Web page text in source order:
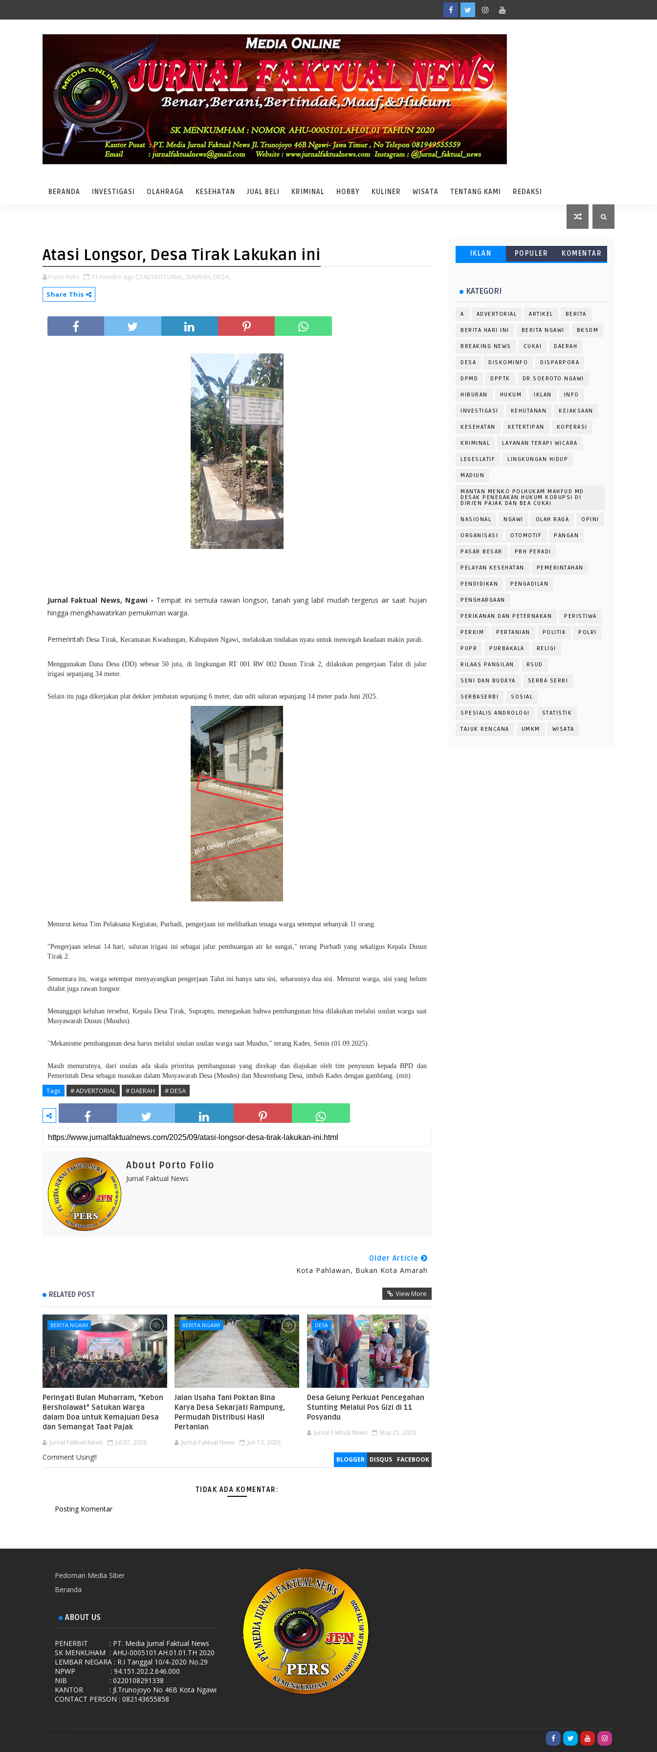
BERANDA INVESTIGASI OLAHRAGA KESEHATAN JUAL BELI KRIMINAL HOBBY KULINER WISATA TENTANG KAMI REDAKSI
Atasi Longsor, Desa Tirak Lakukan ini
Porto Folio 11 months ago ADVERTORIAL, DAERAH, DESA,
Share This
Jurnal Faktual News, Ngawi- Tempat ini semula rawan longsor, tanah yang labil mudah tergerus air saat hujan
hingga mengkhawatirkan pemukiman warga.
Pemerintah Desa Tirak, Kecamatan Kwadungan, Kabupaten Ngawi, melakukan tindakan nyata untuk mencegah keadaan makin parah.
Menggunakan Dana Desa (DD) sebesar 50 juta, di lingkungan RT 001 RW 002 Dusun Tirak 2, dilakukan pengerjaan Talut di jalur
irigasi sepanjang 34 meter.
Selain itu juga dikerjakan plat dekker jembatan sepanjang 6 meter, dan udit saluran sepanjang 14 meter pada Juni 2025.
Menurut ketua Tim Pelaksana Kegiatan, Purhadi, pengerjaan ini melibatkan tenaga warga setempat sebanyak 11 orang.
"Pengerjaan selesai 14 hari, saluran irigasi ini sebagai jalur pembuangan air ke sungai," terang Purhadi yang sekaligus Kepala Dusun
Tirak 2.
Sementara itu, warga setempat menyayangkan pengerjaan Talut ini hanya satu sisi, seharusnya dua sisi. Menurut warga, sisi yang belum
ditalut juga rawan longsor.
Menanggapi keluhan tersebut, Kepala Desa Tirak, Suprapto, menegaskan bahwa pembangunan bisa dilakukan melalui usulan warga saat
Musyawarah Dusun (Musdus).
"Mekanisme pembangunan desa harus melalui usulan usulan warga saat Musdus," terang Kades, Senin (01.09.2025).
Masih menurutnya, dari usulan ada skala prioritas pembangunan yang direkap dan diajukan oleh tim penyusun kepada BPD dan
Pemerintah Desa sebagai masukan dalam Musyawarah Desa (Musdes) dan Musrenbang Desa, imbuh Kades dengan gamblang. (mit)
Tags # ADVERTORIAL # DAERAH # DESA
About Porto Folio
Jurnal Faktual News
Older Article
Kota Pahlawan, Bukan Kota Amarah
RELATED POST View More
BERITA NGAWI
Peringati Bulan Muharram, "Kebon
Bersholawat" Satukan Warga
dalam Doa untuk Kemajuan Desa
dan Semangat Taat Pajak
Jurnal Faktual News Jul 07, 2026
BERITA NGAWI
Jalan Usaha Tani Poktan Bina
Karya Desa Sekarjati Rampung,
Permudah Distribusi Hasil
Pertanian
Jurnal Faktual News Jun 12, 2026
DESA
Desa Gelung Perkuat Pencegahan
Stunting Melalui Pos Gizi di 11
Posyandu
Jurnal Faktual News May 25, 2026
BLOGGER DISQUS FACEBOOK
Comment Using!!
TIDAK ADA KOMENTAR:
Posting Komentar
IKLAN POPULER KOMENTAR
KATEGORI
A ADVERTORIAL ARTIKEL BERITA
BERITA HARI INI BERITA NGAWI BKSDM
BREAKING NEWS CUKAI DAERAH
DESA DISKOMINFO DISPARPORA
DPMD DPPTK DR.SOEROTO NGAWI
HIBURAN HUKUM IKLAN INFO
INVESTIGASI KEHUTANAN KEJAKSAAN
KESEHATAN KETERTIPAN KOPERASI
KRIMINAL LAYANAN TERAPI WICARA
LEGESLATIF LINGKUNGAN HIDUP
MADIUN
MANTAN MENKO POLHUKAM MAHFUD MD
DESAK PENEGAKAN HUKUM KORUPSI DI
DIRJEN PAJAK DAN BEA CUKAI
NASIONAL NGAWI OLAH RAGA OPINI
ORGANISASI OTOMOTIF PANGAN
PASAR BESAR PBH PERADI
PELAYAN KESEHATAN PEMERINTAHAN
PENDIDIKAN PENGADILAN
PENGHARGAAN
PERIKANAN DAN PETERNAKAN PERISTIWA
PERKIM PERTANIAN POLITIK POLRI
PUPR PURBAKALA RELIGI
RILAAS PANGILAN RSUD
SENI DAN BUDAYA SERBA SERBI
SERBASERBI SOSIAL
SPESIALIS ANDROLOGI STATISTIK
TAJUK RENCANA UMKM WISATA
Pedoman Media Siber
Beranda
ABOUT US
PENERBIT
: PT. Media Jurnal Faktual News
SK MENKUHAM : AHU-0005101.AH.01.01.TH 2020
LEMBAR NEGARA : R.I Tanggal 10/4-2020 No.29
NPWP
: 94.151.202.2.646.000
NIB
: 0220108291338
KANTOR
: Jl.Trunojoyo No 46B Kota Ngawi
CONTACT PERSON : 082143655858